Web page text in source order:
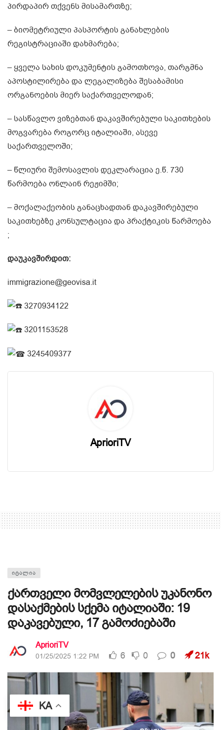
პირდაპირ თქვენს მისამართზე;
– ბიომეტრიული პასპორტის განახლების
რეგისტრაციაში დახმარება;
– ყველა სახის დოკუმენტის გამოთხოვა, თარგმნა
აპოსტილირება და ლეგალიზება შესაბამისი
ორგანოების მიერ საქართველოდან;
– სასწავლო ვიზებთან დაკავშირებული საკითხების
მოგვარება როგორც იტალიაში, ასევე
საქართველოში;
– წლიური შემოსავლის დეკლარაცია ე.წ. 730
წარმოება ონლაინ რეჟიმში;
– მოქალაქეობის განაცხადთან დაკავშირებული
საკითხებზე კონსულტაცია და პრაქტიკის წარმოება
;
დაუკავშირდით:
immigrazione@geovisa.it
3270934122
3201153528
3245409377
AprioriTV
ᲘᲢᲐᲚᲘᲐ
ქართველი მომვლელების უკანონო
დასაქმების სქემა იტალიაში: 19
დაკავებული, 17 გამოძიებაში
AprioriTV
01/25/2025 1:22 PM 6 0 0 21k
KA